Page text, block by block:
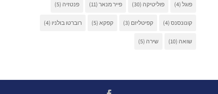
פוגל(4) פוליטיקה (30) פייר מנאר(11) פנטזיה (5)
קונונסנס(4) קפיטליזם (3) קפקא(5) רוברטו בולניו (4)
שואה (10) שירה (5)